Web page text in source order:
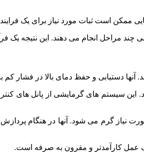
ممکن است ثبات مورد نیاز برای یک فرایند
چند مراحل انجام می دهند. این نتیجه یک
دستیابی و حفظ دمای بالا در فشار کم
سیستم های گرمایشی از پانل های
نیاز گرم می شود. آنها در هنگام
عمل کارآمدتر و مقرون به صرفه است.